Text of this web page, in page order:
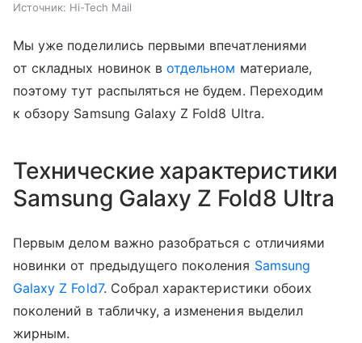
Источник: Hi-Tech Mail
Мы уже поделились первыми впечатлениями
от складных новинок вотдельном материале,
поэтому тут распыляться не будем. Переходим
к обзору Samsung Galaxy Z Fold8 Ultra.
Технические характеристики
Samsung Galaxy Z Fold8 Ultra
Первым делом важно разобраться с отличиями
новинки от предыдущего поколения Samsung
Galaxy Z Fold7. Собрал характеристики обоих
поколений в табличку, а изменения выделил
жирным.